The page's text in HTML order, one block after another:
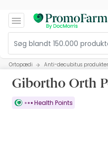
Ortopædi Anti-decubitus produkter
Gibortho Orth
Health Points